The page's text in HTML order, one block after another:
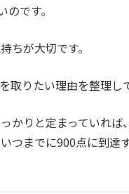
です。
ちが大切です。
取りたい理由を整理し
かりと定まっていれ
つまでに900点に到達